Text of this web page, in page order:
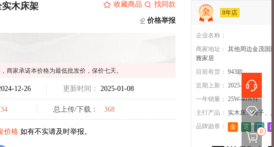
木床架 收藏商品 找同款
价格举报
商家承诺本价格为最低批发价，保价七天。
12-26 更新时间： 2025-01-08
总上传/下载： 368
价格 如有不实请及时举报。
8年店
企业名称：
商家地址： 其他周边金茂国
雅家居
目前有货： 943款
近期上新： 2025-01-19
一年销量： 25W-40W件
主打产品： 实木床、椅子、
品牌勋章：
金 退 厂
0